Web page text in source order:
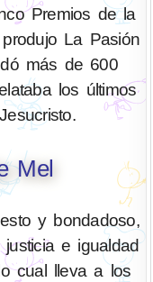
Premios de la
La Pasión
más de 600
los últimos
Mel
y bondadoso,
e igualdad
cual lleva a los